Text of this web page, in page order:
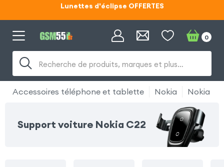
Lunettes d'éclipse OFFERTES
Recherche de produits, marques et plus…
0
Accessoires téléphone et tablette Nokia Nokia
Support voiture Nokia C22